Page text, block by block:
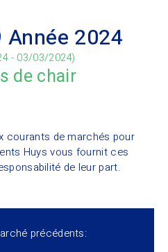
Année 2024
- 03/03/2024)
de chair
courants de marchés pour
Huys vous fournit ces
de leur part.
précédents: